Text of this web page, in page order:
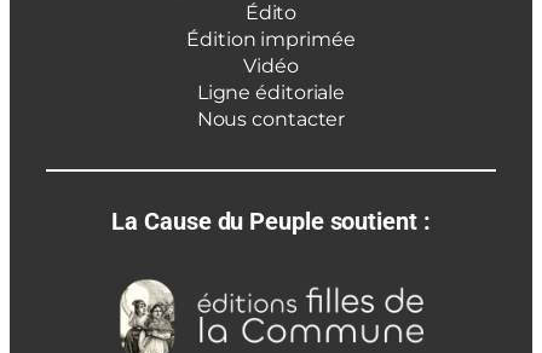
Édito
Édition imprimée
Vidéo
Ligne éditoriale
Nous contacter
La Cause du Peuple soutient :